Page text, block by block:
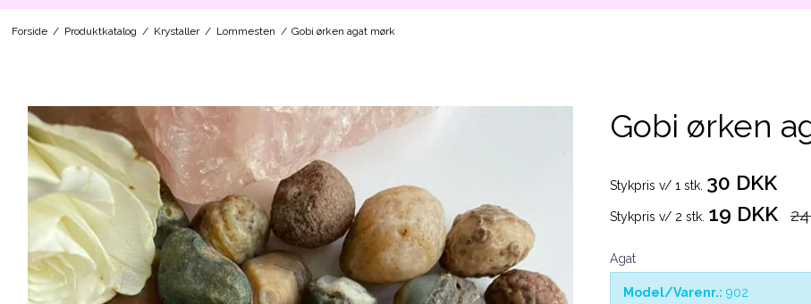
Forside / Produktkatalog / Krystaller / Lommesten / Gobi ørken agat mørk
Gobi ørken
Stykpris v/ 1 stk. 30 DKK
Stykpris v/ 2 stk. 19 DKK
Agat
Model/Varenr.: 902